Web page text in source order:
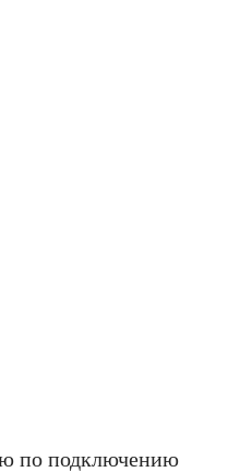
по подключению